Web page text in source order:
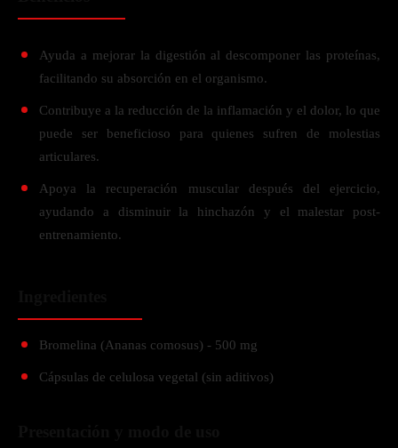
Ayuda a mejorar la digestión al descomponer las proteínas,
facilitando su absorción en el organismo.
Contribuye a la reducción de la inflamación y el dolor, lo que
puede ser beneficioso para quienes sufren de molestias
articulares.
Apoya la recuperación muscular después del ejercicio,
ayudando a disminuir la hinchazón y el malestar post-
entrenamiento.
Bromelina (Ananas comosus) - 500 mg
Cápsulas de celulosa vegetal (sin aditivos)